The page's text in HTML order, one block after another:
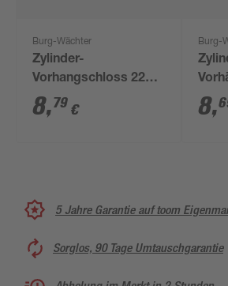
Burg-Wächter
Zylinder-
Vorhangschloss 222
15 SB
8,79 €
Burg-
8,
5 Jahre Garantie auf toom
Sorglos, 90 Tage Umtauschgarantie